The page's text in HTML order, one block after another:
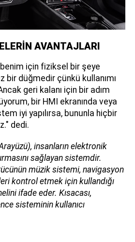
AVANTAJLARI
benim için fiziksel bir şeye
bir düğmedir çünkü kullanımı
geri kalanı için bir adım
bir HMI ekranında veya
iyi yapılırsa, bununla hiçbir
dedi.
insanların elektronik
sağlayan sistemdir.
müzik sistemi, navigasyon
kontrol etmek için kullandığı
ifade eder. Kısacası,
sisteminin kullanıcı